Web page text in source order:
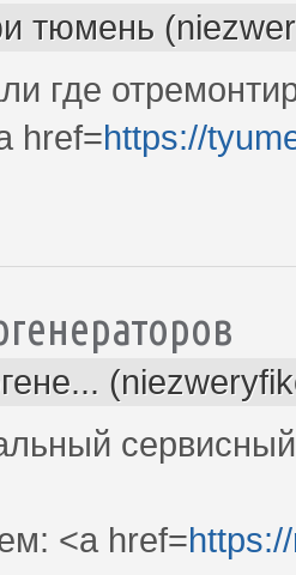
тюмень
где
href=https://
<a href=